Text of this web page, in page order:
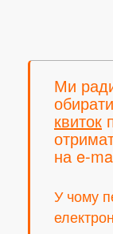
Ми
обирати
квиток
на e-
У чому